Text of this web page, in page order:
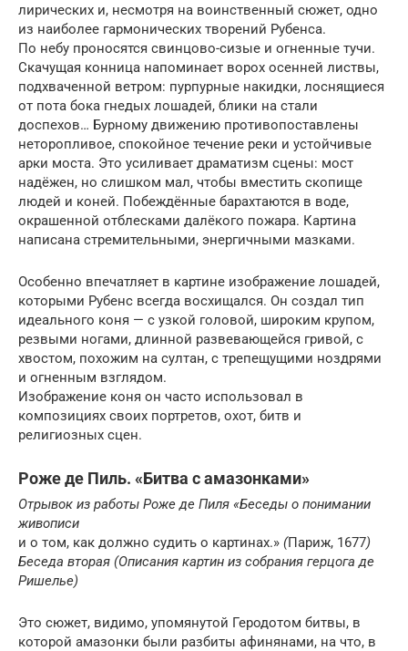
лирических и, несмотря на воинственный сюжет, одно
из наиболее гармонических творений Рубенса.
По небу проносятся свинцово-сизые и огненные тучи.
Скачущая конница напоминает ворох осенней листвы,
подхваченной ветром: пурпурные накидки, лоснящиеся
от пота бока гнедых лошадей, блики на стали
доспехов… Бурному движению противопоставлены
неторопливое, спокойное течение реки и устойчивые
арки моста. Это усиливает драматизм сцены: мост
надёжен, но слишком мал, чтобы вместить скопище
людей и коней. Побеждённые барахтаются в воде,
окрашенной отблесками далёкого пожара. Картина
написана стремительными, энергичными мазками.
Особенно впечатляет в картине изображение лошадей,
которыми Рубенс всегда восхищался. Он создал тип
идеального коня — с узкой головой, широким крупом,
резвыми ногами, длинной развевающейся гривой, с
хвостом, похожим на султан, с трепещущими ноздрями
и огненным взглядом.
Изображение коня он часто использовал в
композициях своих портретов, охот, битв и
религиозных сцен.
Роже де Пиль. «Битва с амазонками»
Отрывок из работы Роже де Пиля «Беседы о понимании
живописи
и о том, как должно судить о картинах.» (Париж, 1677)
Беседа вторая (Описания картин из собрания герцога де
Ришелье)
Это сюжет, видимо, упомянутой Геродотом битвы, в
которой амазонки были разбиты афинянами, на что, в